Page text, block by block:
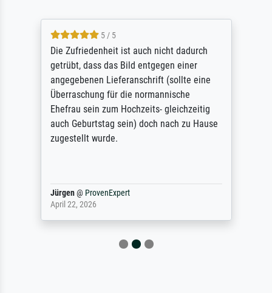
5 / 5
Die Zufriedenheit ist auch nicht dadurch
getrübt, dass das Bild entgegen einer
angegebenen Lieferanschrift (sollte eine
Überraschung für die normannische
Ehefrau sein zum Hochzeits- gleichzeitig
auch Geburtstag sein) doch nach zu Hause
zugestellt wurde.
Jürgen@ ProvenExpert
April 22, 2026